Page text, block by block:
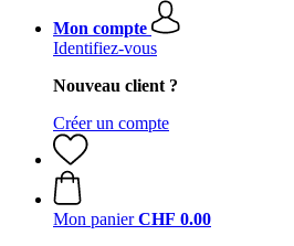
Mon compte
Identifiez-vous
Nouveau client ?
Créer un compte
Mon panier CHF 0.00